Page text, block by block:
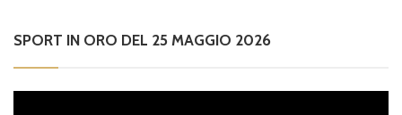
SPORT IN ORO DEL 25 MAGGIO 2026